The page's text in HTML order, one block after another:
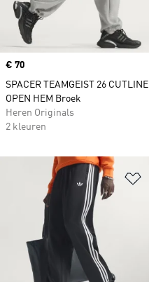
Price
€ 70
SPACER TEAMGEIST 26 CUTLINE
OPEN HEM Broek
Heren Originals
2 kleuren